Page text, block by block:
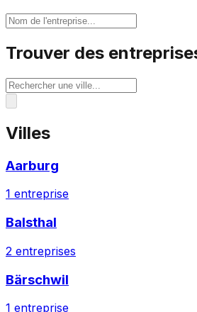
Trouver des
Villes
Aarburg
1 entreprise
Balsthal
2 entreprises
Bärschwil
1 entreprise